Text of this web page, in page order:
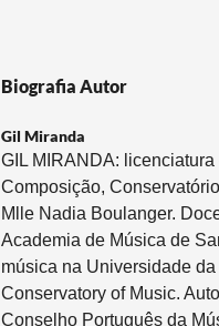
Biografia Autor
Gil Miranda
GIL MIRANDA:
Composição,
Mlle Nadia Boulanger.
Academia de Música de
música na Universidade
Conservatory of Music.
Conselho Português da